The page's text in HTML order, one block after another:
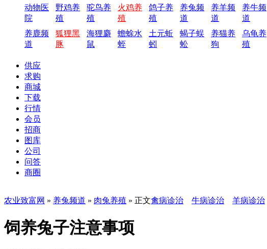
动物医
院
野鸡养
殖
驼鸟养
殖
火鸡养
殖
鸽子养
殖
养兔频
道
养羊频
道
养牛频
道
养鹿频
道
狐狸黑
豚
海狸麝
鼠
蟾蜍水
蛭
土元蚯
蚓
蝎子蜈
蚣
养猫养
狗
乌龟养
殖
供应
求购
商城
下载
行情
会员
招商
图库
公司
问答
商圈
农业致富网 » 养兔频道 » 肉兔养殖 » 正文禽病诊治 牛病诊治 羊病诊治
饲养兔子注意事项